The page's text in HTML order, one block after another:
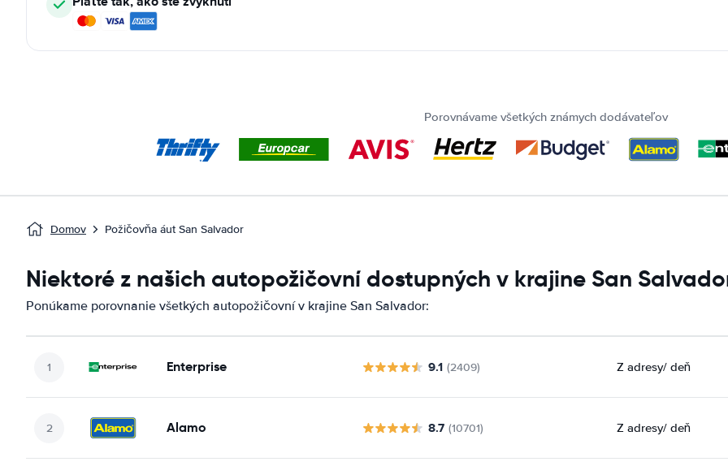
Porovnávame všetkých známych dodávateľov
Domov Požičovňa áut San Salvador
Niektoré z našich autopožičovní dostupných v krajine San
Ponúkame porovnanie všetkých autopožičovní v krajine San Salvador:
Enterprise 9.1 (2409) Z adresy/ deň
Alamo 8.7 (10701) Z adresy/ deň